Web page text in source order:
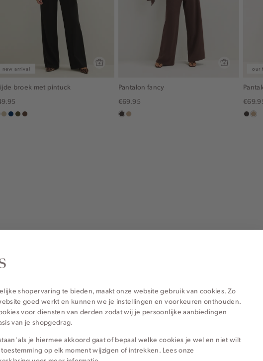
new arrival
broek met pintuck
lichtzand
donkerblauw
groen,
donkerbruin
Pantalon fancy
€69.95
choco
zand
our
choco
Tops
Broeken
Jeans
T-shirts
shopervaring te bieden, maakt onze website gebruik van cookies. Zo
goed werkt en kunnen we je instellingen en voorkeuren onthouden.
voor diensten van derden zodat wij je persoonlijke aanbiedingen
van je shopgedrag.
als je hiermee akkoord gaat of bepaal welke cookies je wel en niet wilt
toestemming op elk moment wijzigen of intrekken. Lees onze